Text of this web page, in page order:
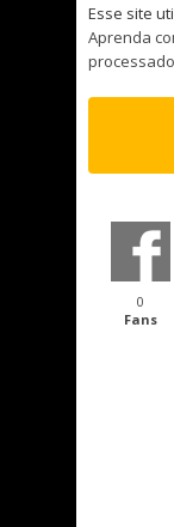
Esse site
Aprenda
0
Fans